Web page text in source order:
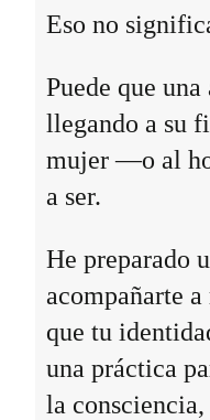
Eso no
Puede que
llegando a su
mujer —o al
a ser.
He preparado
acompañarte
que tu
una práctica
la